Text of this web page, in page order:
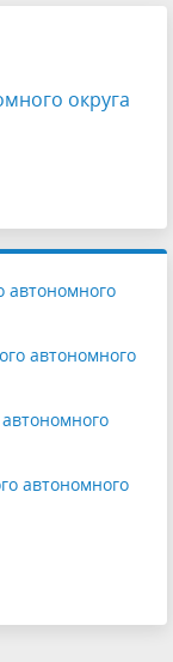
округа
автономного
автономного
автономного